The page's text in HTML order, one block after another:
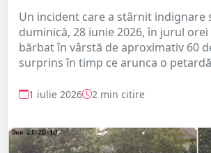
Un incident care a stârnit indignare
duminică, 28 iunie 2026, în jurul orei
bărbat în vârstă de aproximativ 60
surprins în timp ce arunca o
1 iulie 2026 2 min citire